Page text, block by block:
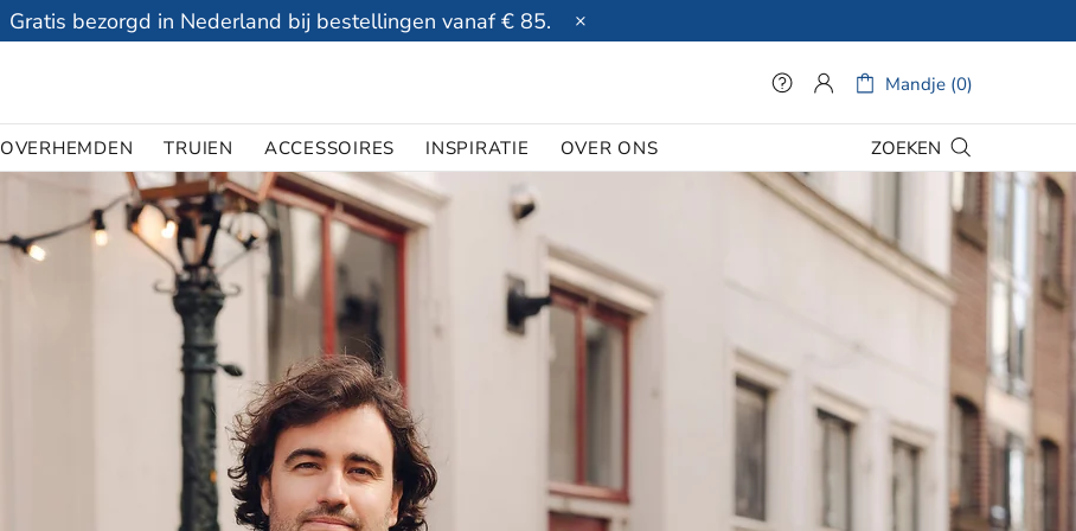
Gratis bezorgd in Nederland bij bestellingen vanaf € 85.
Mandje (0)
OVERHEMDEN TRUIEN ACCESSOIRES INSPIRATIE OVER ONS ZOEKEN